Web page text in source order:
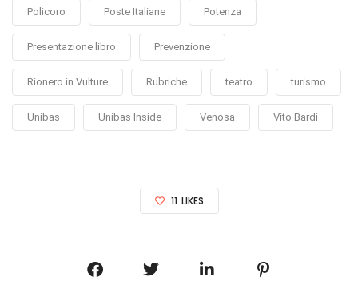
Policoro Poste Italiane Potenza
Presentazione libro Prevenzione
Rionero in Vulture Rubriche teatro turismo
Unibas Unibas Inside Venosa Vito Bardi
11 LIKES